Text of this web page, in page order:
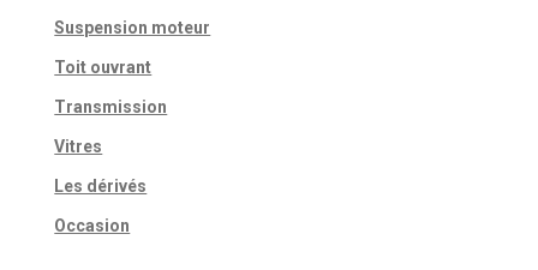
Suspension moteur
Toit ouvrant
Transmission
Vitres
Les dérivés
Occasion